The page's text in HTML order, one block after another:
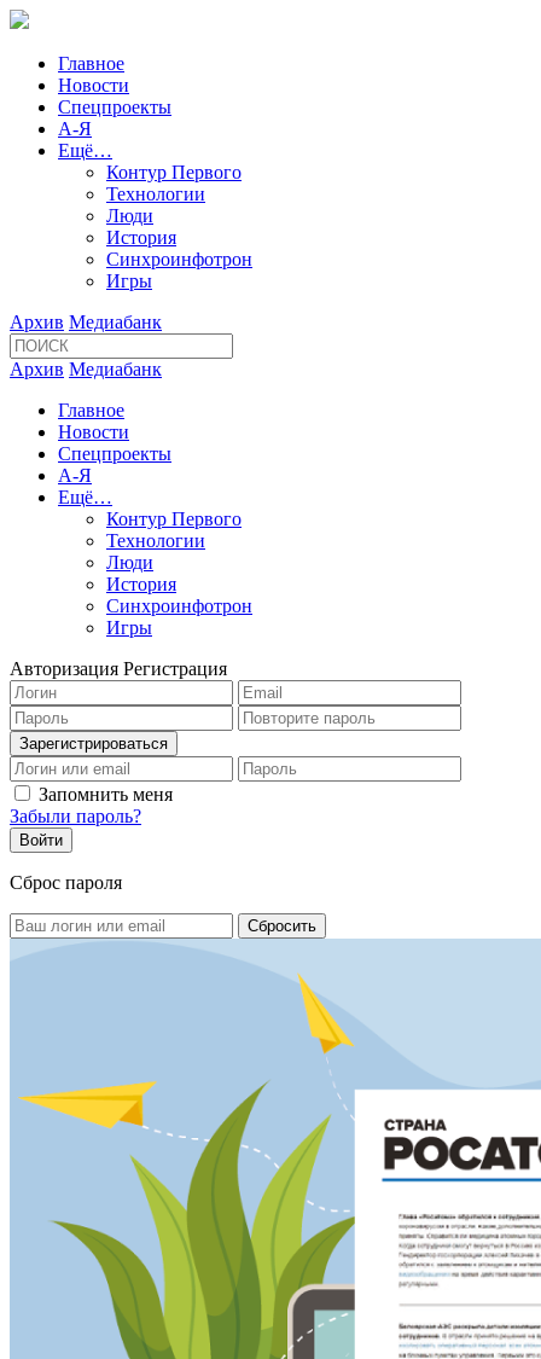
Главное
Новости
Спецпроекты
А-Я
Ещё…
Контур Первого
Технологии
Люди
История
Синхроинфотрон
Игры
Архив Медиабанк
Архив Медиабанк
Главное
Новости
Спецпроекты
А-Я
Ещё…
Контур Первого
Технологии
Люди
История
Синхроинфотрон
Игры
Авторизация Регистрация
Запомнить меня
Забыли пароль?
Сброс пароля